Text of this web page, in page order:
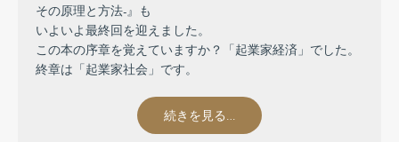
その原理と方法-』も
いよいよ最終回を迎えました。
この本の序章を覚えていますか？「起業家経済」でした。
終章は「起業家社会」です。
続きを見る…